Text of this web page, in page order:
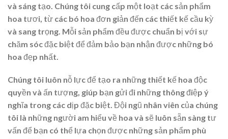
và sáng tạo. Chúng tôi cung cấp một loạt các sản phẩm
hoa tươi, từ các bó hoa đơn giản đến các thiết kế cầu kỳ
và sang trọng. Mỗi sản phẩm đều được chuẩn bị với sự
chăm sóc đặc biệt để đảm bảo bạn nhận được những bó
hoa đẹp nhất.
Chúng tôi luôn nỗ lực để tạo ra những thiết kế hoa độc
quyền và ấn tượng, giúp bạn gửi đi những thông điệp ý
nghĩa trong các dịp đặc biệt. Đội ngũ nhân viên của chúng
tôi là những người am hiểu về hoa và sẽ luôn sẵn sàng tư
vấn để bạn có thể lựa chọn được những sản phẩm phù